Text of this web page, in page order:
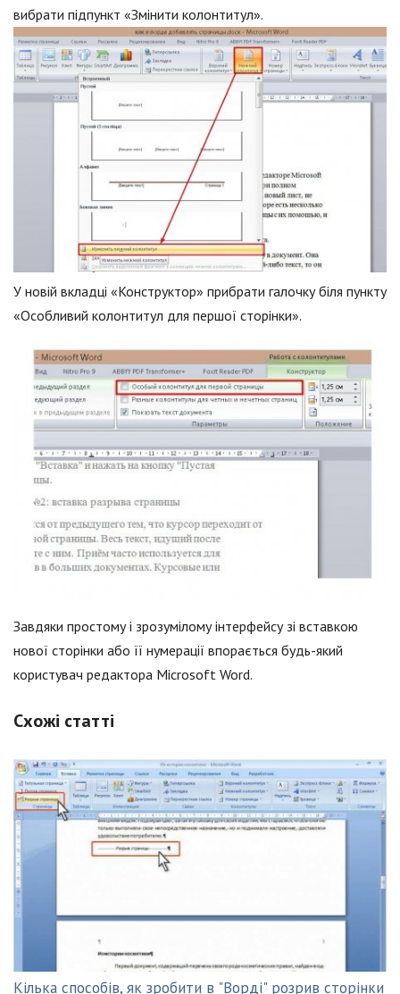
вибрати підпункт «Змінити колонтитул».
У новій вкладці «Конструктор» прибрати галочку біля пункту
«Особливий колонтитул для першої сторінки».
Завдяки простому і зрозумілому інтерфейсу зі вставкою
нової сторінки або її нумерації впорається будь-який
користувач редактора Microsoft Word.
Схожі статті
Кілька способів, як зробити в "Ворді" розрив сторінки